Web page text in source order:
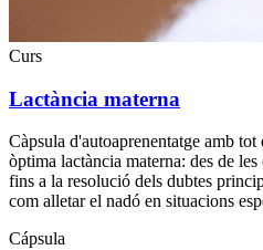
Curs
Lactància materna
Càpsula d'autoaprenentatge amb tot
òptima lactància materna: des de
fins a la resolució dels dubtes
com alletar el nadó en situacions
Cápsula